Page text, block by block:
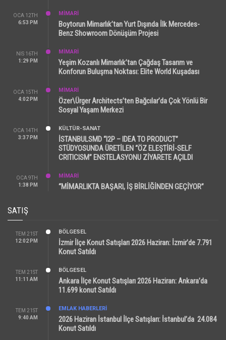
OCA 12TH
6:53 PM
MİMARİ
Boytorun Mimarlık’tan Yurt Dışında İlk Mercedes-
Benz Showroom Dönüşüm Projesi
NIS 16TH
1:29 PM
MİMARİ
Yeşim Kozanlı Mimarlık’tan Çağdaş Tasarım ve
Konforun Buluşma Noktası: Elite World Kuşadası
OCA 15TH
4:02 PM
MİMARİ
Özer\Ürger Architects’ten Bağcılar’da Çok Yönlü Bir
Sosyal Yaşam Merkezi
OCA 14TH
3:37 PM
KÜLTÜR-SANAT
İSTANBULSMD “I2P – IDEA TO PRODUCT”
STÜDYOSUNDA ÜRETİLEN “ÖZ ELEŞTİRİ-SELF
CRITICISM” ENSTELASYONU ZİYARETE AÇILDI
OCA 9TH
1:38 PM
MİMARİ
“MİMARLIKTA BAŞARI, İŞ BİRLİĞİNDEN GEÇİYOR”
SATIŞ
TEM 21ST
12:02 PM
BÖLGESEL
İzmir İlçe Konut Satışları 2026 Haziran: İzmir’de 7.791
Konut Satıldı
TEM 21ST
11:11 AM
BÖLGESEL
Ankara İlçe Konut Satışları 2026 Haziran: Ankara’da
11.699 konut Satıldı
TEM 21ST
9:40 AM
EMLAK HABERLERI
2026 Haziran İstanbul İlçe Satışları: İstanbul’da 24.084
Konut Satıldı